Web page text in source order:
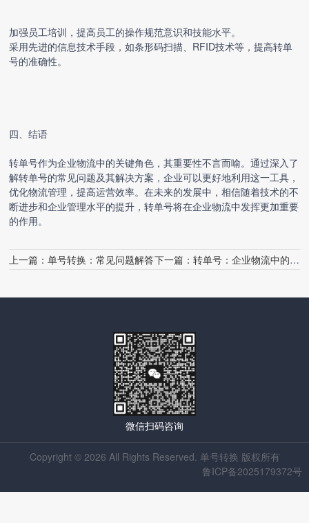
加强员工培训，提高员工的操作规范意识和技能水平。
采用先进的信息技术手段，如条形码扫描、RFID技术等，提高转单
号的准确性。
四、结语
转单号作为企业物流中的关键角色，其重要性不言而喻。通过深入了
解转单号的常见问题及其解决方案，企业可以更好地利用这一工具，
优化物流管理，提高运营效率。在未来的发展中，相信随着技术的不
断进步和企业管理水平的提升，转单号将在企业物流中发挥更加重要
的作用。
上一篇：单号转换：常见问题解答下一篇： 转单号：企业物流中的关键一环
微信扫码咨询
Copyright © 2026 All Rights Reserved. 单号转换 版权所有
鲁ICP备2025179372号